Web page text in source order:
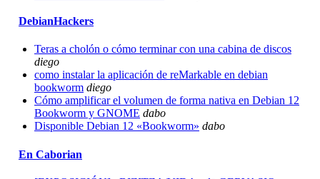
DebianHackers
Teras a cholón o cómo terminar con una cabina de discos
diego
como instalar la aplicación de reMarkable en debian
bookworm diego
Cómo amplificar el volumen de forma nativa en Debian 12
Bookworm y GNOME dabo
Disponible Debian 12 «Bookworm» dabo
En Caborian